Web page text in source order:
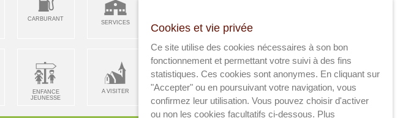
CARBURANT
SERVICES HÉBERGEMENT
ACTIVITÉS
SPORTIVES
ENFANCE
JEUNESSE
A VISITER SANTÉ AGRICULTEURS
Cookies et vie privée
Ce site utilise des cookies nécessaires à son bon
fonctionnement et permettant votre suivi à des fins
statistiques. Ces cookies sont anonymes. En cliquant sur
"Accepter" ou en poursuivant votre navigation, vous
confirmez leur utilisation. Vous pouvez choisir d'activer
ou non les cookies facultatifs ci-dessous. Plus